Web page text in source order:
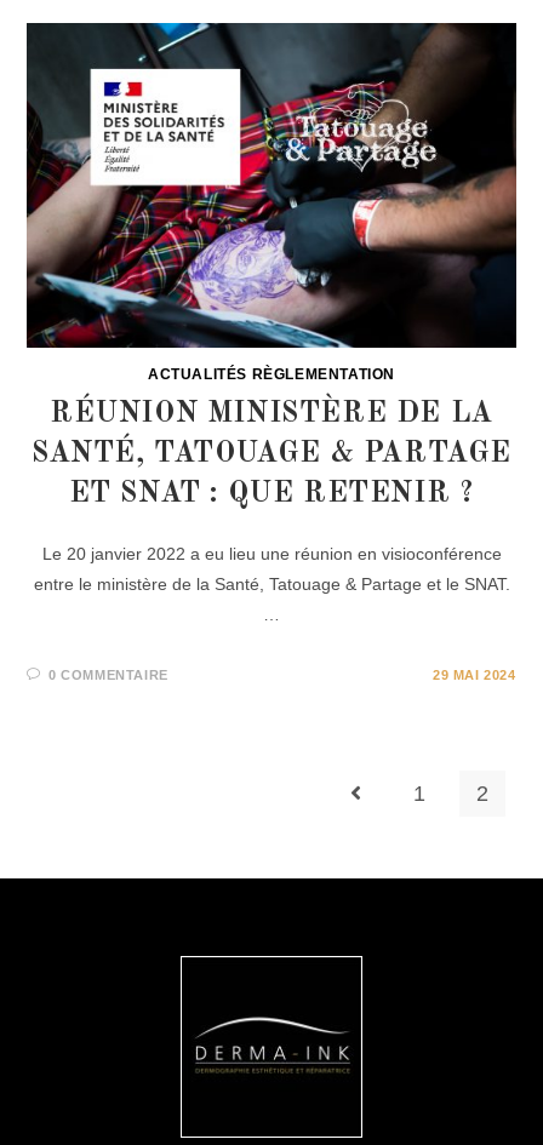
ACTUALITÉS RÈGLEMENTATION
RÉUNION MINISTÈRE DE LA
SANTÉ, TATOUAGE & PARTAGE
ET SNAT : QUE RETENIR ?
Le 20 janvier 2022 a eu lieu une réunion en visioconférence
entre le ministère de la Santé, Tatouage & Partage et le SNAT.
0 COMMENTAIRE 29 MAI 2024
1 2